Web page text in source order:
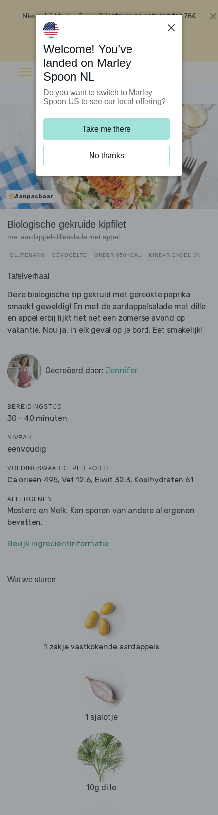
Nieuw bij Marley Spoon?Bestel nu en ontvang tot 76€
Aanpasbaar
Biologische gekruide kipfilet
met aardappel-dillesalade met appel
GLUTENARM GEVOGELTE ONDER 650KCAL KINDVRIENDELIJK
Tafelverhaal
Deze biologische kip gekruid met gerookte paprika
smaakt geweldig! En met de aardappelsalade met dille
en appel erbij lijkt het net een zomerse avond op
vakantie. Nou ja, in elk geval op je bord. Eet smakelijk!
Gecreëerd door: Jennifer
BEREIDINGSTIJD
30 - 40 minuten
NIVEAU
eenvoudig
VOEDINGSWAARDE PER PORTIE
Calorieën 495, Vet 12.6, Eiwit 32.3, Koolhydraten 61
ALLERGENEN
Mosterd en Melk. Kan sporen van andere allergenen
bevatten.
Bekijk ingrediëntinformatie
Wat we sturen
1 zakje vastkokende aardappels
1 sjalotje
10g dille
Welcome! You’ve
landed on Marley
Spoon NL
Do you want to switch to Marley
Spoon US to see our local offering?
Take me there
No thanks